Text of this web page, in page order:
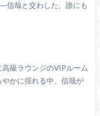
信哉と交わした、誰にも
級ラウンジのVIPルーム
かに揺れる中、信哉が